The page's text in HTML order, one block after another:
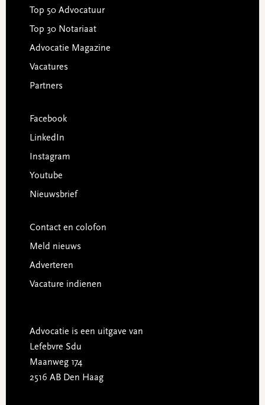
Top 50 Advocatuur
Top 30 Notariaat
Advocatie Magazine
Vacatures
Partners
Facebook
LinkedIn
Instagram
Youtube
Nieuwsbrief
Contact en colofon
Meld nieuws
Adverteren
Vacature indienen
Advocatie is een uitgave van
Lefebvre Sdu
Maanweg 174
2516 AB Den Haag